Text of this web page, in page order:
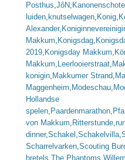
Posthus,JôN,
luiden, knutselwagen, Konig,
Alexander,
Makkum, Konigsdag,
2019, Konigsday Makkum,
Makkum, Leerlooierstraat,
konigin, Makkumer Strand,
Maggenheim, Modeschau,
Hollandse
spelen, Paardenmarathon,
von Makkum, Ritterstunde,
dinner,Schakel ,Schakelvilla,
Scharrelvarken,Scouting
bretels,The Phantoms,